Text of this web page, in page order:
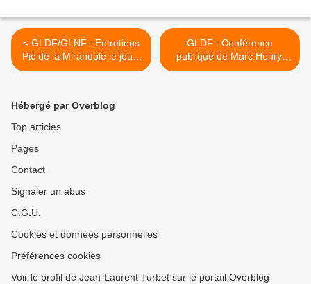
< GLDF/GLNF : Entretiens
Pic de la Mirandole le jeudi
25 avril 2024. A ne pas
GLDF : Conférence
publique de Marc Henry,
ancien Grand Maître le 25
Hébergé par Overblog
Top articles
Pages
Contact
Signaler un abus
C.G.U.
Cookies et données personnelles
Préférences cookies
Voir le profil de Jean-Laurent Turbet sur le portail Overblog